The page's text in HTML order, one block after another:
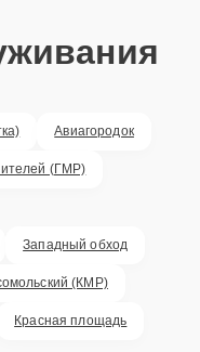
Авиагородок
(ГМР)
Западный обход
(КМР)
Красная площадь